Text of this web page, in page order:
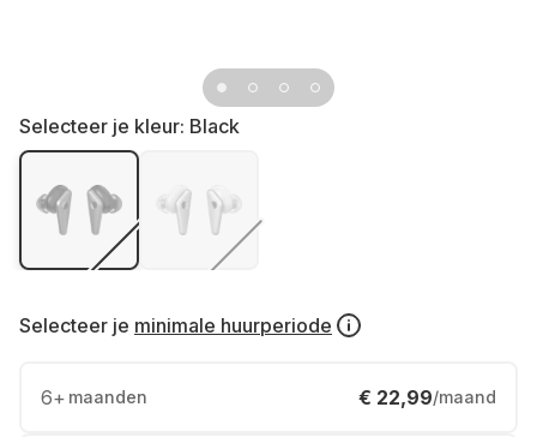
Selecteer je kleur: Black
Selecteer je minimale huurperiode
6+ maanden € 22,99/maand